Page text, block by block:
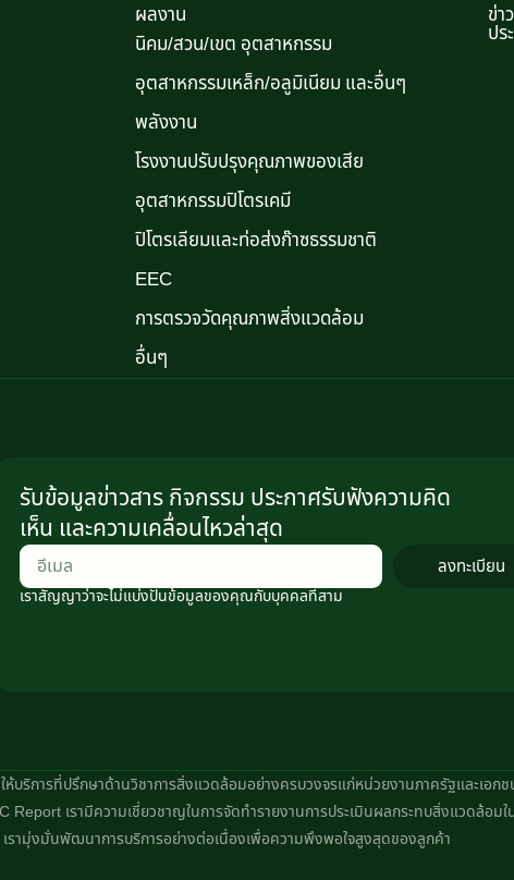
ผลงาน
นิคม/สวน/เขต อุตสาหกรรม
อุตสาหกรรมเหล็ก/อลูมิเนียม และอื่นๆ
พลังงาน
โรงงานปรับปรุงคุณภาพของเสีย
อุตสาหกรรมปิโตรเคมี
ปิโตรเลียมและท่อส่งก๊าซธรรมชาติ
EEC
การตรวจวัดคุณภาพสิ่งแวดล้อม
อื่นๆ
ข่า
ปร
รับข้อมูลข่าวสาร กิจกรรม ประกาศรับฟังความคิด
เห็น และความเคลื่อนไหวล่าสุด
ลงทะเบียน
เราสัญญาว่าจะไม่แบ่งปันข้อมูลของคุณกับบุคคลที่สาม
การที่ปรึกษาด้านวิชาการสิ่งแวดล้อมอย่างครบวงจรแก่หน่วยงานภาครัฐและเอก
เรามีความเชี่ยวชาญในการจัดทำรายงานการประเมินผลกระทบสิ่งแวดล้อมใ
ามุ่งมั่นพัฒนาการบริการอย่างต่อเนื่องเพื่อความพึงพอใจสูงสุดของลูกค้า